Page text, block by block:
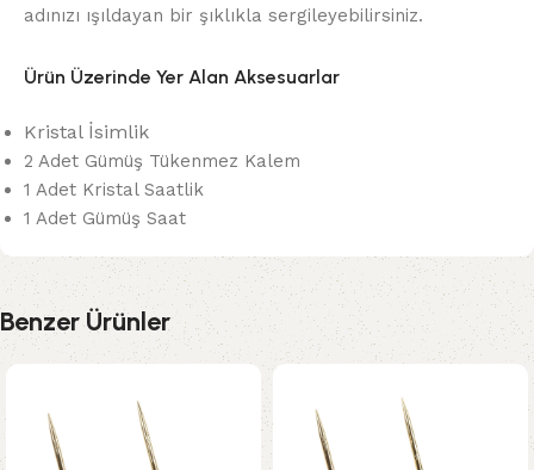
adınızı ışıldayan bir şıklıkla sergileyebilirsiniz.
Ürün Üzerinde Yer Alan Aksesuarlar
Kristal İsimlik
2 Adet Gümüş Tükenmez Kalem
1 Adet Kristal Saatlik
1 Adet Gümüş Saat
Benzer Ürünler